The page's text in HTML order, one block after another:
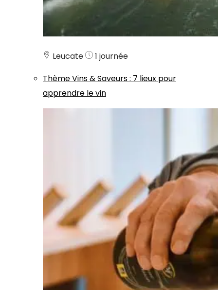
Leucate
1 journée
ThèmeVins & Saveurs: 7 lieux pour
apprendre le vin